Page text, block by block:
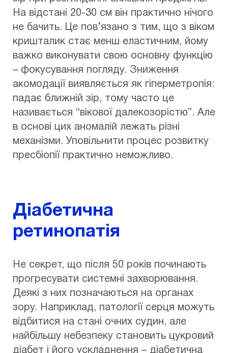
На відстані 20-30 см він практично нічого
не бачить. Це пов’язано з тим, що з віком
кришталик стає менш еластичним, йому
важко виконувати свою основну функцію
– фокусування погляду. Зниження
акомодації виявляється як гіперметропія:
падає ближній зір, тому часто це
називається “вікової далекозорістю”. Але
в основі цих аномалій лежать різні
механізми. Уповільнити процес розвитку
пресбіопії практично неможливо.
Діабетична
ретинопатія
Не секрет, що після 50 років починають
прогресувати системні захворювання.
Деякі з них позначаються на органах
зору. Наприклад, патології серця можуть
відбитися на стані очних судин, але
найбільшу небезпеку становить цукровий
діабет і його ускладнення – діабетична